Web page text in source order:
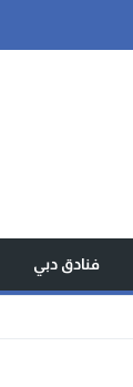
فنادق دبي